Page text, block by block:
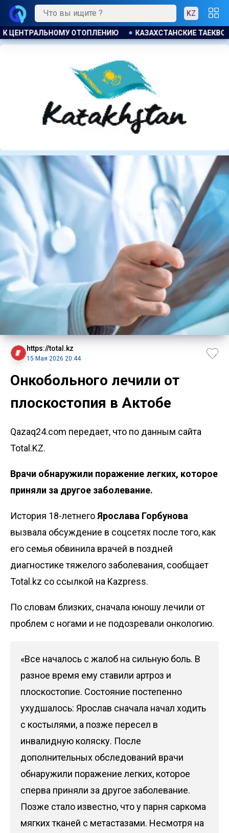
KZ
ТАЕКВОНДИСТЫ ЗАВОЕВАЛИ ЧЕТЫРЕ МЕДАЛИ НА
https://total.kz
15 Мая 2026 20:44
Онкобольного лечили от
плоскостопия в Актобе
Qazaq24.com передает, что по данным сайта
Total.KZ.
Врачи обнаружили поражение легких, которое
приняли за другое заболевание.
История 18-летнегоЯрослава Горбунова
вызвала обсуждение в соцсетях после того, как
его семья обвинила врачей в поздней
диагностике тяжелого заболевания, сообщает
Total.kz со ссылкой на Kazpress.
По словам близких, сначала юношу лечили от
проблем с ногами и не подозревали онкологию.
«Все началось с жалоб на сильную боль. В
разное время ему ставили артроз и
плоскостопие. Состояние постепенно
ухудшалось: Ярослав сначала начал ходить
с костылями, а позже пересел в
инвалидную коляску. После
дополнительных обследований врачи
обнаружили поражение легких, которое
сперва приняли за другое заболевание.
Позже стало известно, что у парня саркома
мягких тканей с метастазами. Несмотря на